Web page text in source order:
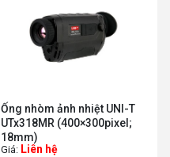
Ống nhòm ảnh nhiệt UNI-T
UTx318MR (400×300pixel;
18mm)
Giá: Liên hệ